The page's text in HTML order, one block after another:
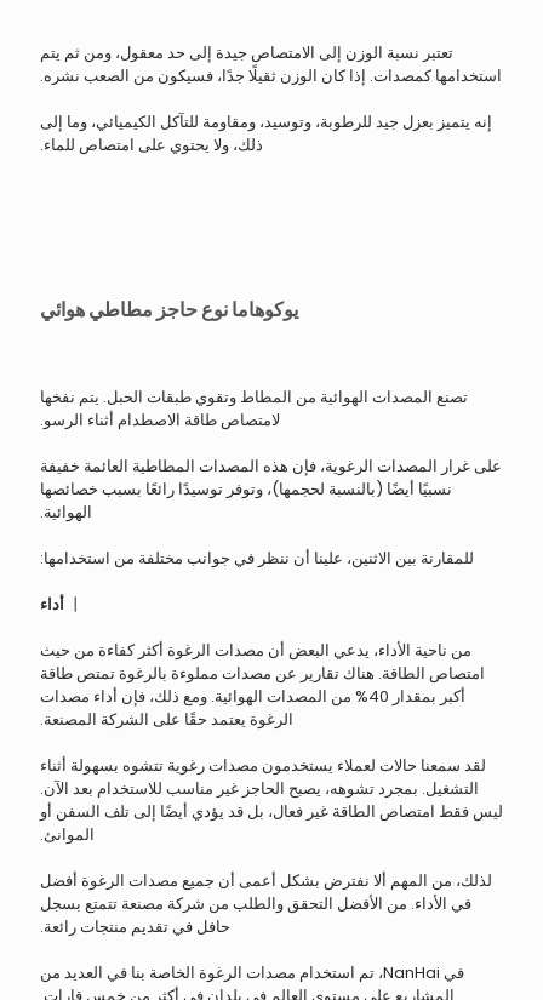
تعتبر نسبة الوزن إلى الامتصاص جيدة إلى حد معقول، ومن ثم يتم
استخدامها كمصدات. إذا كان الوزن ثقيلًا جدًا، فسيكون من الصعب نشره.
إنه يتميز بعزل جيد للرطوبة، وتوسيد، ومقاومة للتآكل الكيميائي، وما إلى
ذلك، ولا يحتوي على امتصاص للماء.
يوكوهاما نوع حاجز مطاطي هوائي
تصنع المصدات الهوائية من المطاط وتقوي طبقات الحبل. يتم نفخها
لامتصاص طاقة الاصطدام أثناء الرسو.
على غرار المصدات الرغوية، فإن هذه المصدات المطاطية العائمة خفيفة
نسبيًا أيضًا (بالنسبة لحجمها)، وتوفر توسيدًا رائعًا بسبب خصائصها
الهوائية.
للمقارنة بين الاثنين، علينا أن ننظر في جوانب مختلفة من استخدامها:
丨 أداء
من ناحية الأداء، يدعي البعض أن مصدات الرغوة أكثر كفاءة من حيث
امتصاص الطاقة. هناك تقارير عن مصدات مملوءة بالرغوة تمتص طاقة
أكبر بمقدار 40% من المصدات الهوائية. ومع ذلك، فإن أداء مصدات
الرغوة يعتمد حقًا على الشركة المصنعة.
لقد سمعنا حالات لعملاء يستخدمون مصدات رغوية تتشوه بسهولة أثناء
التشغيل. بمجرد تشوهه، يصبح الحاجز غير مناسب للاستخدام بعد الآن.
ليس فقط امتصاص الطاقة غير فعال، بل قد يؤدي أيضًا إلى تلف السفن أو
الموانئ.
لذلك، من المهم ألا نفترض بشكل أعمى أن جميع مصدات الرغوة أفضل
في الأداء. من الأفضل التحقق والطلب من شركة مصنعة تتمتع بسجل
حافل في تقديم منتجات رائعة.
في NanHai، تم استخدام مصدات الرغوة الخاصة بنا في العديد من